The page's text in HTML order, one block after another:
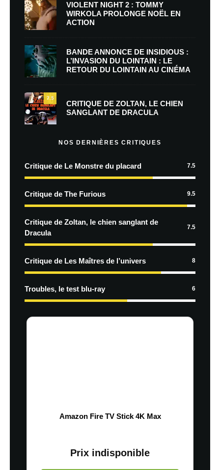
VIOLENT NIGHT 2 : TOMMY
WIRKOLA PROLONGE NOËL EN
ACTION
BANDE ANNONCE DE INSIDIOUS :
L’INVASION DU LOINTAIN : LE
RETOUR DU LOINTAIN AU CINÉMA
7.5
CRITIQUE DE ZOLTAN, LE CHIEN
SANGLANT DE DRACULA
NOS DERNIÈRES CRITIQUES
Critique de Le Monstre du placard 7.5
Critique de The Furious 9.5
Critique de Zoltan, le chien sanglant de
Dracula
7.5
Critique de Les Maîtres de l’univers 8
Troubles, le test blu-ray 6
Amazon Fire TV Stick 4K Max
Prix indisponible